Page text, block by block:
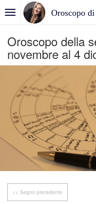
Oroscopo
Oroscopo della
novembre al 4
<< Segno precedente